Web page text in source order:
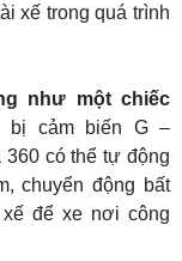
xế trong quá trình
như một chiếc
bị cảm biến G –
360 có thể tự động
chuyển động bất
để xe nơi công